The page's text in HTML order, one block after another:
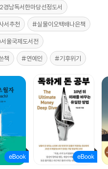
남독서한마당선정도서
서추천 #실물이오백배나은책
울국제도서전
책 #연예인 #기후위기